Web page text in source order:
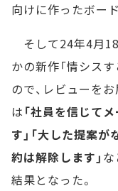
向けに作ったボー
そして24年4月18
かの新作「情シス
ので、レビューを
は 「社員を信じて
す」「大した提案
約は解除します」
結果となった。